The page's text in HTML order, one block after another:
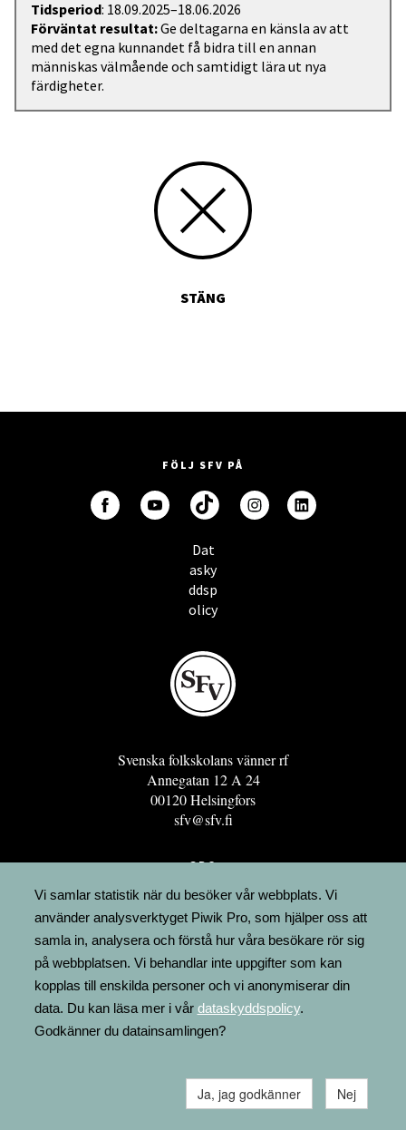
Tidsperiod: 18.09.2025–18.06.2026
Förväntat resultat:Ge deltagarna en känsla av att
med det egna kunnandet få bidra till en annan
människas välmående och samtidigt lära ut nya
färdigheter.
STÄNG
FÖLJ SFV PÅ
Dat
asky
ddsp
olicy
Svenska folkskolans vänner rf
Annegatan 12 A 24
00120 Helsingfors
sfv@sfv.fi
GRO
FÖRENINGSRESURSEN
MINNESRUNOR.FI
UPPSLAGSVERKET FINLAND
LÄGENHETER
FAKTURERING
Vi samlar statistik när du besöker vår webbplats. Vi
använder analysverktyget Piwik Pro, som hjälper oss att
samla in, analysera och förstå hur våra besökare rör sig
på webbplatsen. Vi behandlar inte uppgifter som kan
kopplas till enskilda personer och vi anonymiserar din
data. Du kan läsa mer i vår dataskyddspolicy.
Godkänner du datainsamlingen?
Ja, jag godkänner Nej